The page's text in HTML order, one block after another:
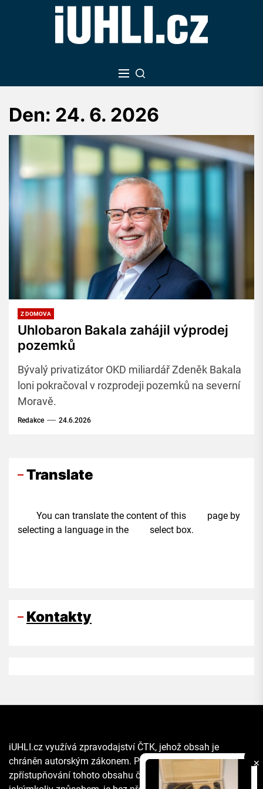
Den: 24. 6. 2026
Z DOMOVA
Uhlobaron Bakala zahájil výprodej
pozemků
Bývalý privatizátor OKD miliardář Zdeněk Bakala
loni pokračoval v rozprodeji pozemků na severní
Moravě.
Redakce 24.6.2026
Translate
You can translate the content of this page by
selecting a language in the select box.
Kontakty
✕
iUHLI.cz využívá zpravodajství ČTK, jehož obsah je
chráněn autorským zákonem. Přepis, šíření či další
zpřístupňování tohoto obsahu či jeho části veřejnosti, a to